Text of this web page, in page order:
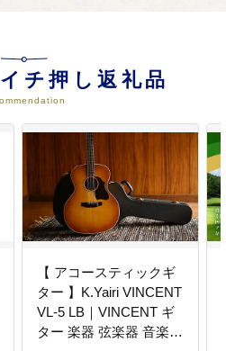
とのふれあいイベントを行うほ
か、四季を通じて森林散策や自然
観察の場として利用できる森林公
園を運営しています。
４ 福祉を充実し、住みよいまち
づくりを促進する事業（福祉・市
民協働）
ふれあいと生きがいのあるまちを
ティの課題解決への支援や、高齢
者、障がい者、子育て世代などが
一体となって利用する地域福祉活
動拠点の環境整備を行っていま
チ押し返礼品
【 アコースティックギ
ター 】K.Yairi VINCENT
VL-5 LB｜VINCENT ギ
ター 楽器 弦楽器 音楽